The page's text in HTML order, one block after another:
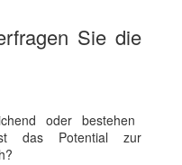
Sie die
oder bestehen
Ist das Potential zur